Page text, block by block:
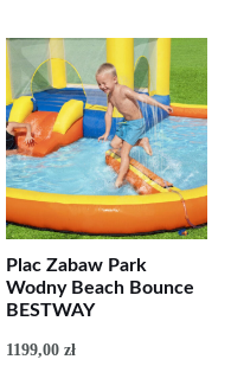
Plac Zabaw Park
Wodny Beach Bounce
BESTWAY
1199,00 zł